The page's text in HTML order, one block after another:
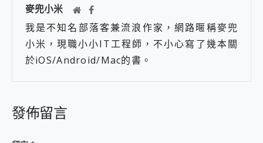
麥兜小米
我是不知名部落客兼流浪作家，網路暱稱麥兜
小米，現職小小IT工程師，不小心寫了幾本關
於iOS/Android/Mac的書。
發佈留言